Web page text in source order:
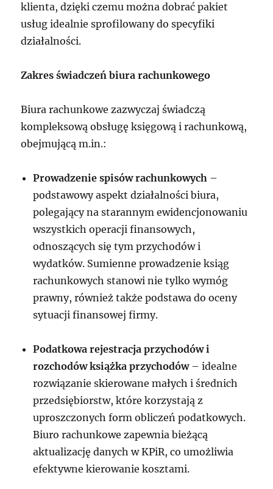
klienta, dzięki czemu można dobrać pakiet
usług idealnie sprofilowany do specyfiki
działalności.
Zakres świadczeń biura rachunkowego
Biura rachunkowe zazwyczaj świadczą
kompleksową obsługę księgową i rachunkową,
obejmującą m.in.:
Prowadzenie spisów rachunkowych –
podstawowy aspekt działalności biura,
polegający na starannym ewidencjonowaniu
wszystkich operacji finansowych,
odnoszących się tym przychodów i
wydatków. Sumienne prowadzenie ksiąg
rachunkowych stanowi nie tylko wymóg
prawny, również także podstawa do oceny
sytuacji finansowej firmy.
Podatkowa rejestracja przychodów i
rozchodów książka przychodów– idealne
rozwiązanie skierowane małych i średnich
przedsiębiorstw, które korzystają z
uproszczonych form obliczeń podatkowych.
Biuro rachunkowe zapewnia bieżącą
aktualizację danych w KPiR, co umożliwia
efektywne kierowanie kosztami.